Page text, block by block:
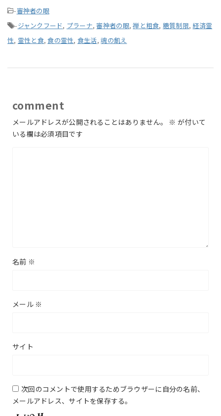
-審神者の眼
-ジャンクフード, プラーナ,審神者の眼,禅と粗食, 糖質制限, 経済霊
性, 霊性と食,食の霊性, 食生活,魂の飢え
comment
メールアドレスが公開されることはありません。 ※ が付いて
いる欄は必須項目です
名前 ※
メール ※
サイト
次回のコメントで使用するためブラウザーに自分の名前、
メールアドレス、サイトを保存する。